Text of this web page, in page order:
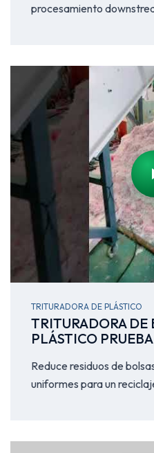
procesamiento
TRITURADORA DE PLÁSTICO
TRITURADORA DE
PLÁSTICO
Reduce residuos de
uniformes para un